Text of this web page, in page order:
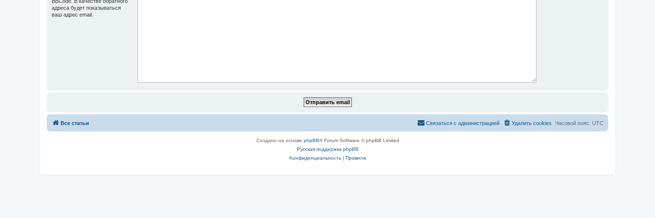
адреса будет показываться
ваш адрес email.
Все статьи Часовой пояс: UTC
Удалить cookies
Связаться с администрацией
Создано на основе phpBB® Forum Software © phpBB Limited
Русская поддержка phpBB
Конфиденциальность| Правила